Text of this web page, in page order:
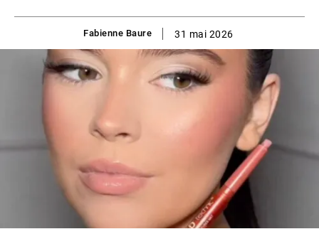
Fabienne Baure 31 mai 2026